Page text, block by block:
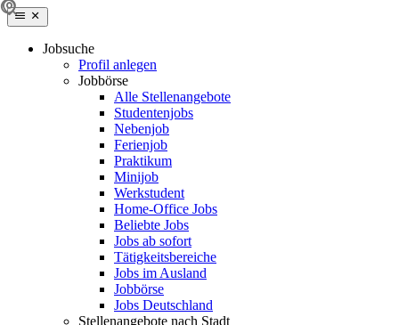
Jobsuche
Profil anlegen
Jobbörse
Alle Stellenangebote
Studentenjobs
Nebenjob
Ferienjob
Praktikum
Minijob
Werkstudent
Home-Office Jobs
Beliebte Jobs
Jobs ab sofort
Tätigkeitsbereiche
Jobs im Ausland
Jobbörse
Jobs Deutschland
Stellenangebote nach Stadt